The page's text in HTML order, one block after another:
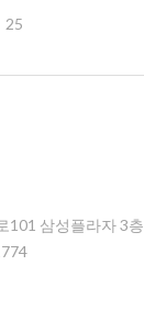
25
101 삼성플라자 3층